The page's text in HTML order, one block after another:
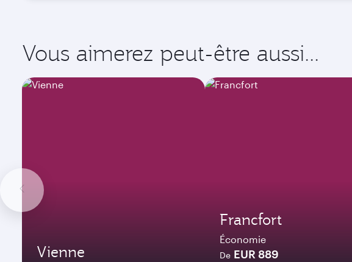
Vous aimerez peut-être aussi...
Vienne
Francfort
Économie
De EUR 889